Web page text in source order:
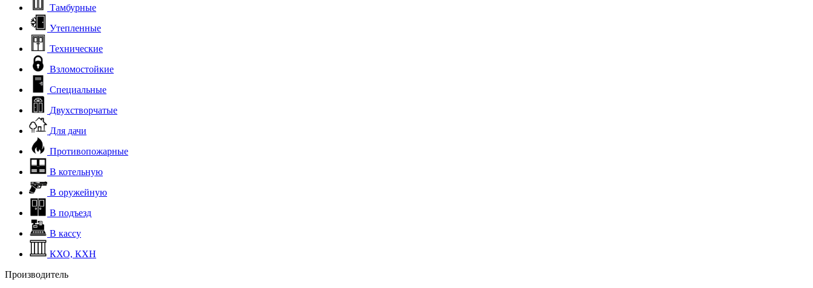
Тамбурные
Утепленные
Технические
Взломостойкие
Специальные
Двухстворчатые
Для дачи
Противопожарные
В котельную
В оружейную
В подъезд
В кассу
КХО, КХН
Производитель